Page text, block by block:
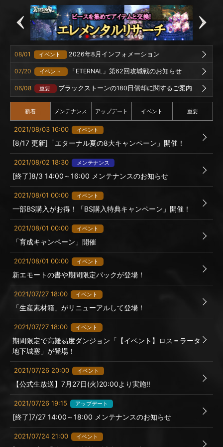
08/01 イベント 2026年8月インフォメーション
07/20 イベント 「ETERNAL」第62回攻城戦のお知らせ
06/08 重要 ブラックストーンの180日償却に関するご案内
新着 メンテナンス アップデート イベント 重要
2021/08/03 16:00 イベント
[8/17 更新]「エターナル夏の8大キャンペーン」開催！
2021/08/02 18:30 メンテナンス
[終了]8/3 14:00～16:00 メンテナンスのお知らせ
2021/08/01 00:00 イベント
一部BS購入がお得！「BS購入特典キャンペーン」開催！
2021/08/01 00:00 イベント
「育成キャンペーン」開催
2021/08/01 00:00 イベント
新エモートの書や期間限定パックが登場！
2021/07/27 18:00 イベント
「生産素材箱」がリニューアルして登場！
2021/07/27 18:00 イベント
期間限定で高難易度ダンジョン「【イベント】ロス＝ラータ
地下城塞」が登場！
2021/07/26 20:00 イベント
【公式生放送】7月27日(火)20:00より実施!!
2021/07/26 19:15 アップデート
[終了]7/27 14:00～18:00 メンテナンスのお知らせ
2021/07/24 21:00 イベント